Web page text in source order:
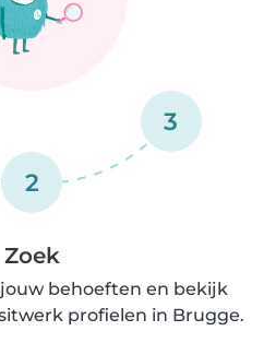
2
3
Zoek
behoeften en bekijk
profielen in Brugge.